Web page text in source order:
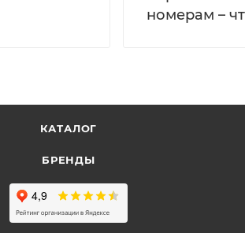
номерам –
КАТАЛОГ
БРЕНДЫ